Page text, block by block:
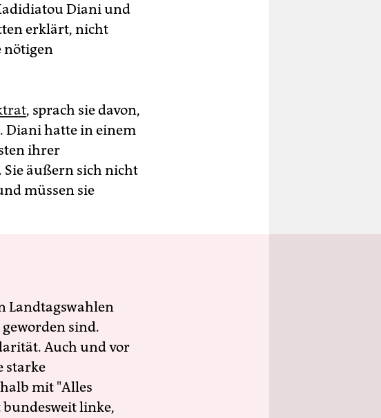
Dia­ni und
erklärt, nicht
nötigen
, sprach sie davon,
Diani hatte in einem
ihrer
äußern sich nicht
müssen sie
Landtagswahlen
sind.
Auch und vor
starke
mit "Alles
linke,